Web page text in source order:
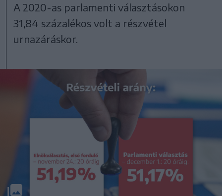
A 2020-as parlamenti választásokon
31,84 százalékos volt a részvétel
urnazáráskor.